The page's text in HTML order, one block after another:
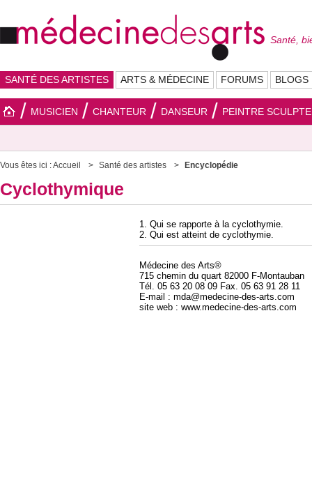
Santé,
SANTÉ DES ARTISTES ARTS & MÉDECINE FORUMS BLOGS
MUSICIEN CHANTEUR DANSEUR PEINTRE
Vous êtes ici :Accueil Santé des artistes Encyclopédie
Cyclothymique
1. Qui se rapporte à la cyclothymie.
2. Qui est atteint de cyclothymie.
Médecine des Arts®
715 chemin du quart 82000 F-Montauban
Tél. 05 63 20 08 09 Fax. 05 63 91 28 11
E-mail : mda@medecine-des-arts.com
site web : www.medecine-des-arts.com